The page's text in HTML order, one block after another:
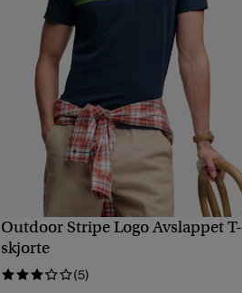
HURTIGVISNING
Outdoor Stripe Logo Avslappet T-
skjorte
(5)